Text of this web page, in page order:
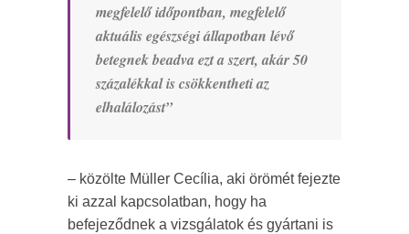
megfelelő időpontban, megfelelő
aktuális egészségi állapotban lévő
betegnek beadva ezt a szert, akár 50
százalékkal is csökkentheti az
elhalálozást”
– közölte Müller Cecília, aki örömét fejezte
ki azzal kapcsolatban, hogy ha
befejeződnek a vizsgálatok és gyártani is